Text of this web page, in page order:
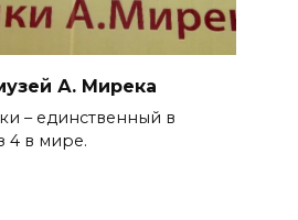
А. Мирека
– единственный в
4 в мире.